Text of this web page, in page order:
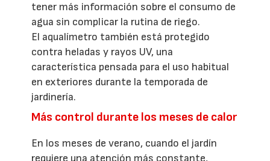
tener más información sobre el consumo de
agua sin complicar la rutina de riego.
El aqualímetro también está protegido
contra heladas y rayos UV, una
característica pensada para el uso habitual
en exteriores durante la temporada de
jardinería.
Más control durante los meses de calor
En los meses de verano, cuando el jardín
requiere una atención más constante,